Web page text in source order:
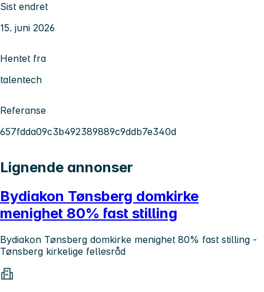
Sist endret
15. juni 2026
Hentet fra
talentech
Referanse
657fdda09c3b492389889c9ddb7e340d
Lignende annonser
Bydiakon Tønsberg domkirke
menighet 80% fast stilling
Bydiakon Tønsberg domkirke menighet 80% fast stilling -
Tønsberg kirkelige fellesråd